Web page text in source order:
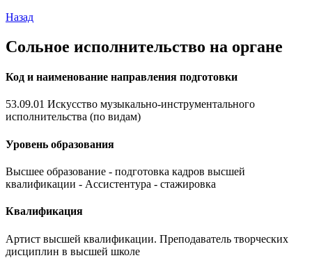
Назад
Сольное исполнительство на органе
Код и наименование направления подготовки
53.09.01 Искусство музыкально-инструментального
исполнительства (по видам)
Уровень образования
Высшее образование - подготовка кадров высшей
квалификации - Ассистентура - стажировка
Квалификация
Артист высшей квалификации. Преподаватель творческих
дисциплин в высшей школе